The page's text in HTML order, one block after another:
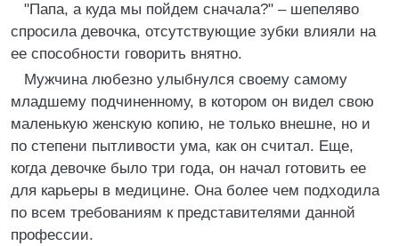
"Папа, а куда мы пойдем сначала?" – шепеляво
спросила девочка, отсутствующие зубки влияли на
ее способности говорить внятно.
Мужчина любезно улыбнулся своему самому
младшему подчиненному, в котором он видел свою
маленькую женскую копию, не только внешне, но и
по степени пытливости ума, как он считал. Еще,
когда девочке было три года, он начал готовить ее
для карьеры в медицине. Она более чем подходила
по всем требованиям к представителями данной
профессии.